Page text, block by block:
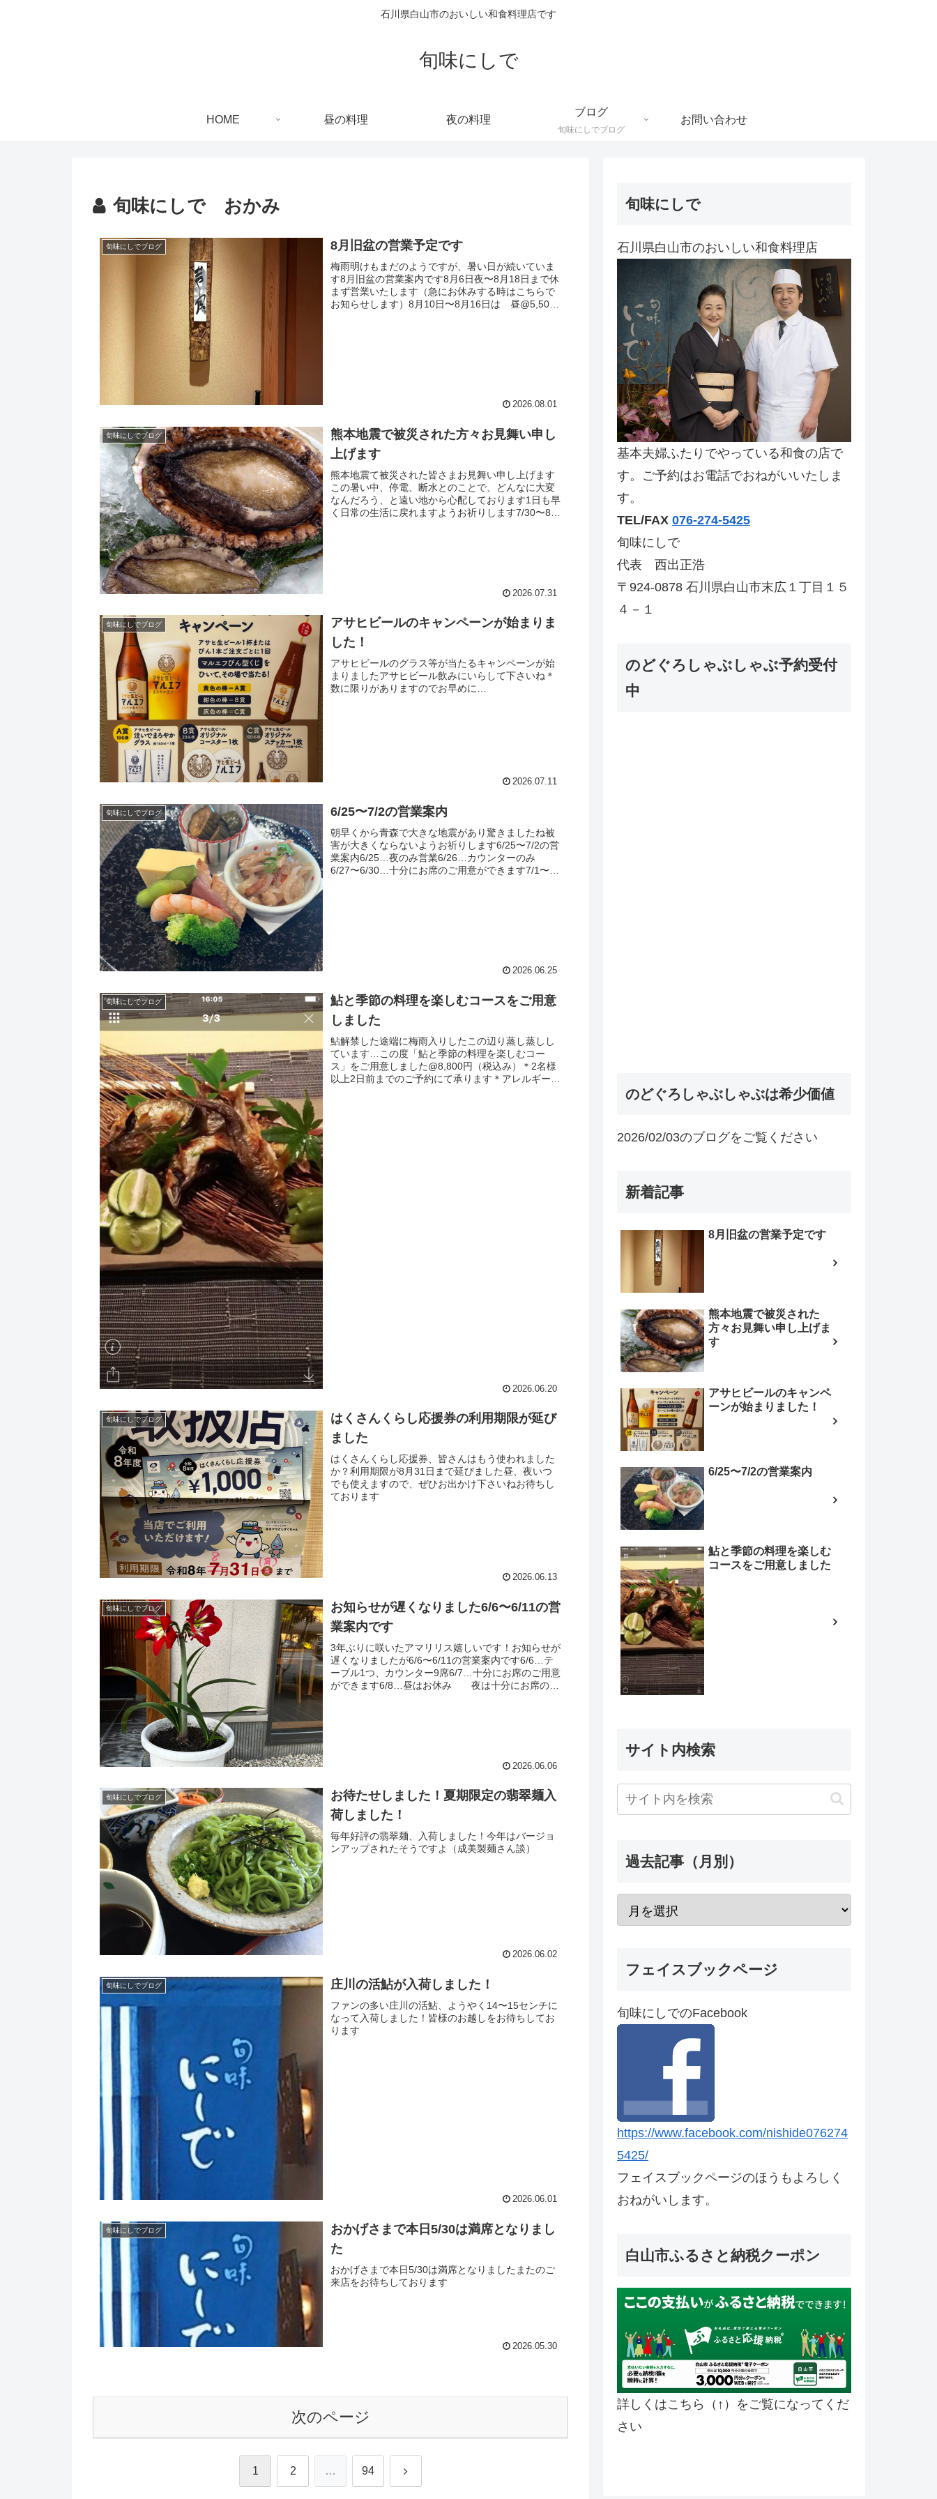
石川県白山市のおいしい和食料理店です
旬味にしで
HOME 昼の料理 夜の料理
ブログ
旬味にしでブログ
お問い合わせ
旬味にしで おかみ
旬味にしでブログ 8月旧盆の営業予定です
梅雨明けもまだのようですが、暑い日が続いていま
す8月旧盆の営業案内です8月6日夜〜8月18日まで休
まず営業いたします（急にお休みする時はこちらで
お知らせします）8月10日〜8月16日は 昼@5,500
2026.08.01
旬味にしでブログ
熊本地震で被災された方々お見舞い申し
上げます
熊本地震て被災された皆さまお見舞い申し上げます
この暑い中、停電、断水とのことで、どんなに大変
なんだろう、と遠い地から心配しております1日も早
く日常の生活に戻れますようお祈りします7/30〜8/6
2026.07.31
旬味にしでブログ
アサヒビールのキャンペーンが始まりま
した！
アサヒビールのグラス等が当たるキャンペーンが始
まりましたアサヒビール飲みにいらして下さいね＊
数に限りがありますのでお早めに…
2026.07.11
旬味にしでブログ 6/25〜7/2の営業案内
朝早くから青森で大きな地震があり驚きましたね被
害が大きくならないようお祈りします6/25〜7/2の営
業案内6/25…夜のみ営業6/26…カウンターのみ
6/27〜6/30…十分にお席のご用意ができます7/1〜
2026.06.25
旬味にしでブログ
鮎と季節の料理を楽しむコースをご用意
しました
鮎解禁した途端に梅雨入りしたこの辺り蒸し蒸しし
ています…この度「鮎と季節の料理を楽しむコー
ス」をご用意しました@8,800円（税込み）＊2名様
以上2日前までのご予約にて承ります＊アレルギー、
2026.06.20
旬味にしでブログ
はくさんくらし応援券の利用期限が延び
ました
はくさんくらし応援券、皆さんはもう使われました
か？利用期限が8月31日まで延びました昼、夜いつ
でも使えますので、ぜひお出かけ下さいねお待ちし
ております
2026.06.13
旬味にしでブログ
お知らせが遅くなりました6/6〜6/11の営
業案内です
3年ぶりに咲いたアマリリス嬉しいです！お知らせが
遅くなりましたが6/6〜6/11の営業案内です6/6…テ
ーブル1つ、カウンター9席6/7…十分にお席のご用意
ができます6/8…昼はお休み 夜は十分にお席のご
2026.06.06
旬味にしでブログ
お待たせしました！夏期限定の翡翠麺入
荷しました！
毎年好評の翡翠麺、入荷しました！今年はバージョ
ンアップされたそうですよ（成美製麺さん談）
2026.06.02
旬味にしでブログ 庄川の活鮎が入荷しました！
ファンの多い庄川の活鮎、ようやく14〜15センチに
なって入荷しました！皆様のお越しをお待ちしてお
ります
2026.06.01
旬味にしでブログ
おかげさまで本日5/30は満席となりまし
た
おかげさまで本日5/30は満席となりましたまたのご
来店をお待ちしております
2026.05.30
次のページ
1 2 … 94 次
旬味にしで
石川県白山市のおいしい和食料理店
基本夫婦ふたりでやっている和食の店で
す。ご予約はお電話でおねがいいたしま
す。
TEL/FAX 076-274-5425
旬味にしで
代表 西出正浩
〒924-0878 石川県白山市末広１丁目１５
４－１
のどぐろしゃぶしゃぶ予約受付
中
のどぐろしゃぶしゃぶは希少価値
2026/02/03のブログをご覧ください
新着記事
8月旧盆の営業予定です
熊本地震で被災された
方々お見舞い申し上げま
す
アサヒビールのキャンペ
ーンが始まりました！
6/25〜7/2の営業案内
鮎と季節の料理を楽しむ
コースをご用意しました
サイト内検索
過去記事（月別）
フェイスブックページ
旬味にしでのFacebook
https://www.facebook.com/nishide076274
5425/
フェイスブックページのほうもよろしく
おねがいします。
白山市ふるさと納税クーポン
詳しくはこちら（↑）をご覧になってくだ
さい